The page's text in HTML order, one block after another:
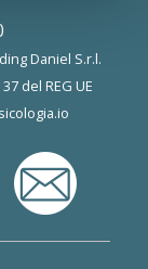
Daniel S.r.l.
del REG UE